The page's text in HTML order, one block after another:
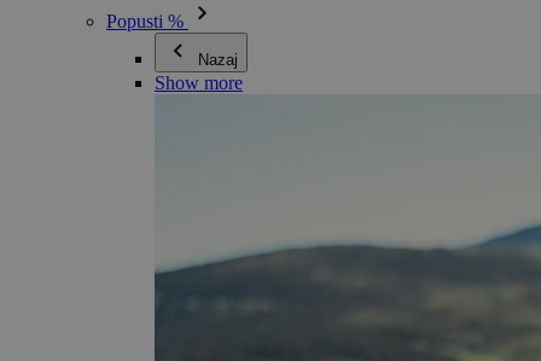
Popusti %
Nazaj
Show more